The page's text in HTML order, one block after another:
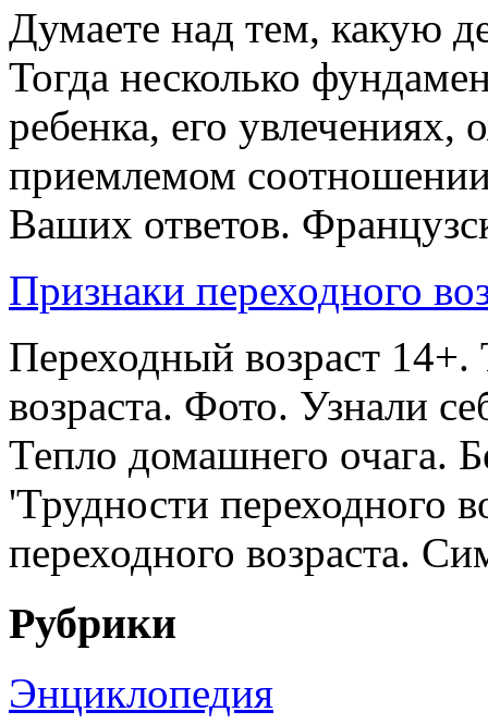
Думаете над тем, какую
Тогда несколько
ребенка, его
приемлемом
Ваших ответов.
Признаки переходного
Переходный возраст 14+.
возраста. Фото. Узнали
Тепло домашнего очага.
'Трудности переходного
переходного возраста.
Рубрики
Энциклопедия